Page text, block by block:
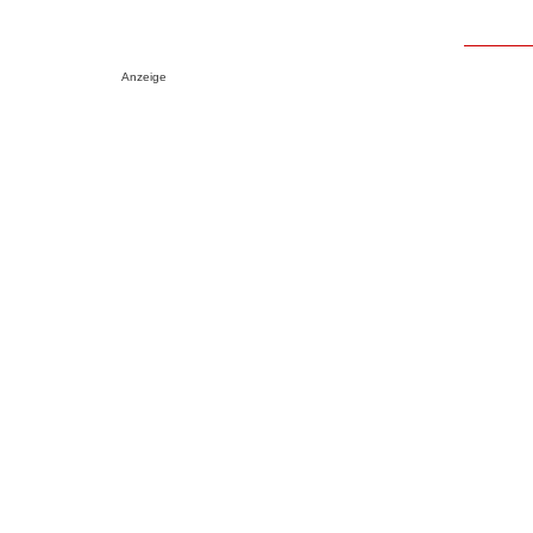
Anzeige